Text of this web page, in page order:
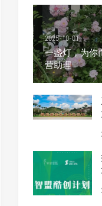
2025-10-01
一盏灯，为你
营助理